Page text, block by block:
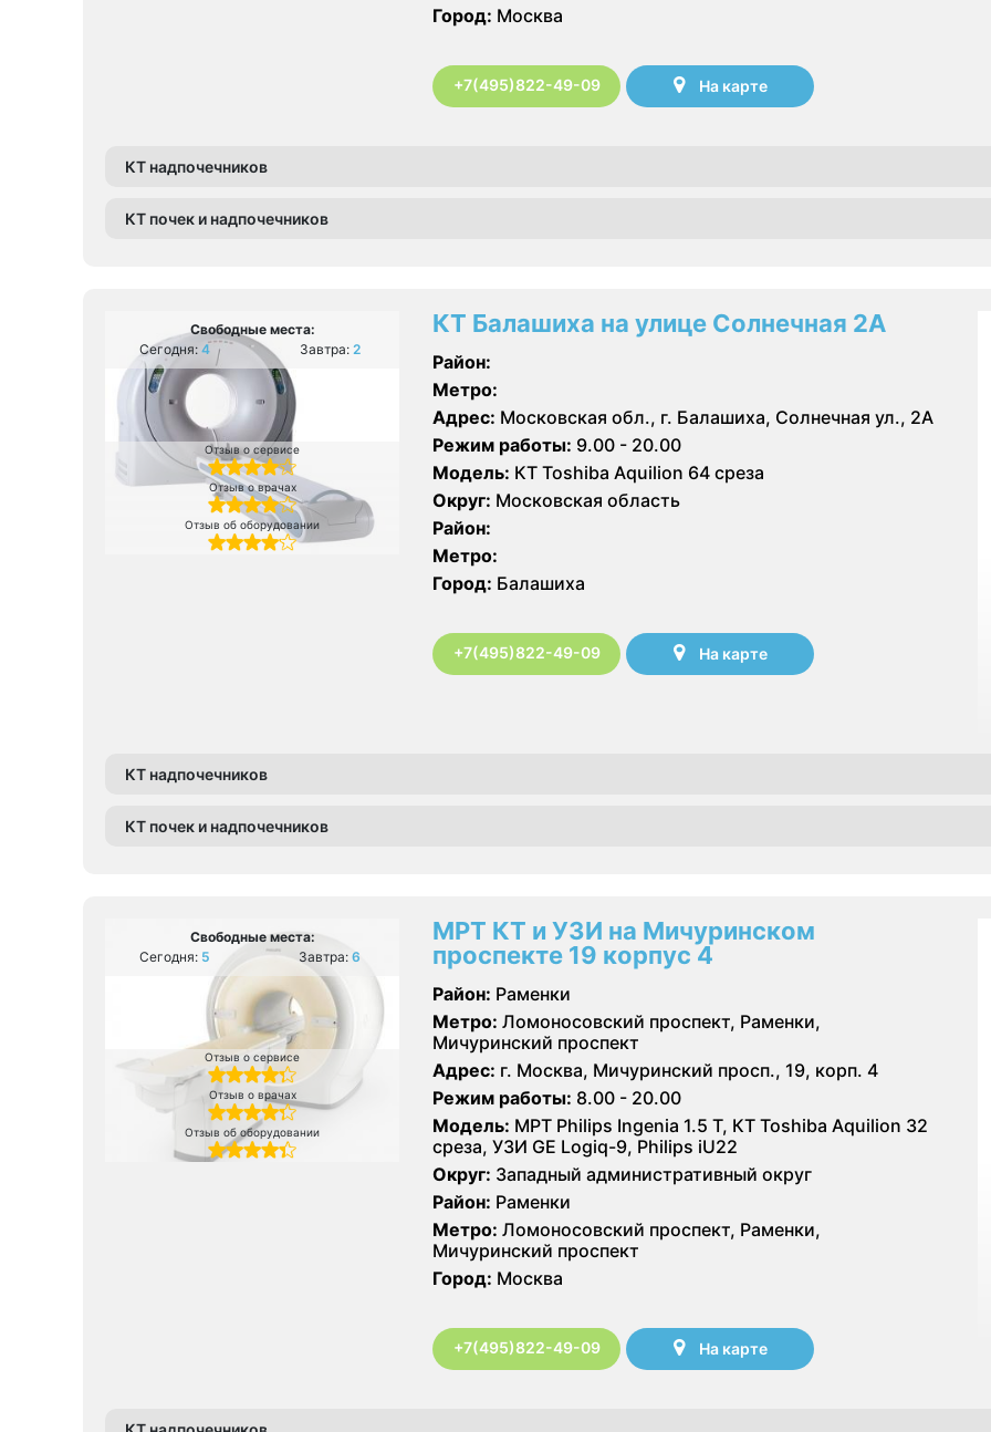
Город: Москва
+7(495)822-49-09 На карте
КТ надпочечников
КТ почек и надпочечников
Свободные места:
Сегодня: 4 Завтра: 2
Отзыв о сервисе
Отзыв о врачах
Отзыв об оборудовании
КТ Балашиха на улице Солнечная 2А
Район:
Метро:
Адрес: Московская обл., г. Балашиха, Солнечная ул., 2А
Режим работы: 9.00 - 20.00
Модель: КТ Toshiba Aquilion 64 среза
Округ: Московская область
Район:
Метро:
Город: Балашиха
+7(495)822-49-09 На карте
КТ надпочечников
КТ почек и надпочечников
Свободные места:
Сегодня: 5 Завтра: 6
Отзыв о сервисе
Отзыв о врачах
Отзыв об оборудовании
МРТ КТ и УЗИ на Мичуринском
проспекте 19 корпус 4
Район: Раменки
Метро: Ломоносовский проспект, Раменки,
Мичуринский проспект
Адрес: г. Москва, Мичуринский просп., 19, корп. 4
Режим работы: 8.00 - 20.00
Модель: МРТ Philips Ingenia 1.5 T, КТ Toshiba Aquilion 32
среза, УЗИ GE Logiq-9, Philips iU22
Округ: Западный административный округ
Район: Раменки
Метро: Ломоносовский проспект, Раменки,
Мичуринский проспект
Город: Москва
+7(495)822-49-09 На карте